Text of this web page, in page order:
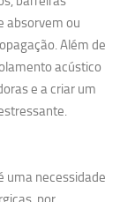
absorvem ou
Além de
acústico
e a criar um
uma necessidade